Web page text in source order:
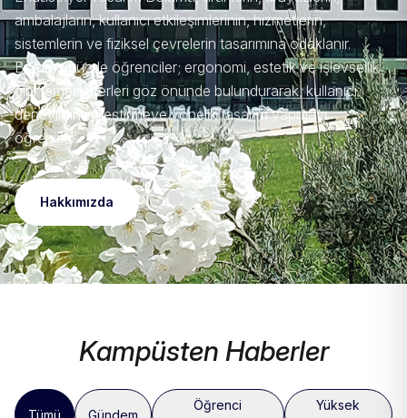
ambalajların, kullanıcı etkileşimlerinin, hizmetlerin,
sistemlerin ve fiziksel çevrelerin tasarımına odaklanır.
Bölümümüzde öğrenciler; ergonomi, estetik ve işlevsellik
gibi temel kriterleri göz önünde bulundurarak, kullanıcı
deneyimini iyileştirmeye yönelik tasarım yapmayı
öğrenirler.
Hakkımızda
Kampüsten Haberler
Tümü Gündem
Öğrenci
Yüksek